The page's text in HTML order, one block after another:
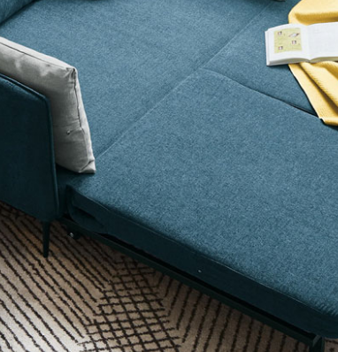
天候惡劣、過於偏遠之山區內等，或收貨地點搬運
送外，視狀況保有出貨的權利。
家無提供吊掛服務，若需以吊車或其他的吊掛方式
題，並非一般快速到貨商品，無法指定特定時間送
浪費你的寶貴時間。
害警報等不可抗力情事，而危及運送人員輸送之安
前、閉店後時段，並送至百貨公司卸貨區為限，恕
送 》
俱可聯絡當地請清潔隊回收,免付費清運專線：
完成付款，交易恕不殺價，商品均已最低價格售出
轉帳通知，商品將不予保留(訂單自動取消)。
家具可聯絡當地請清潔隊回收,免付費清運專線：